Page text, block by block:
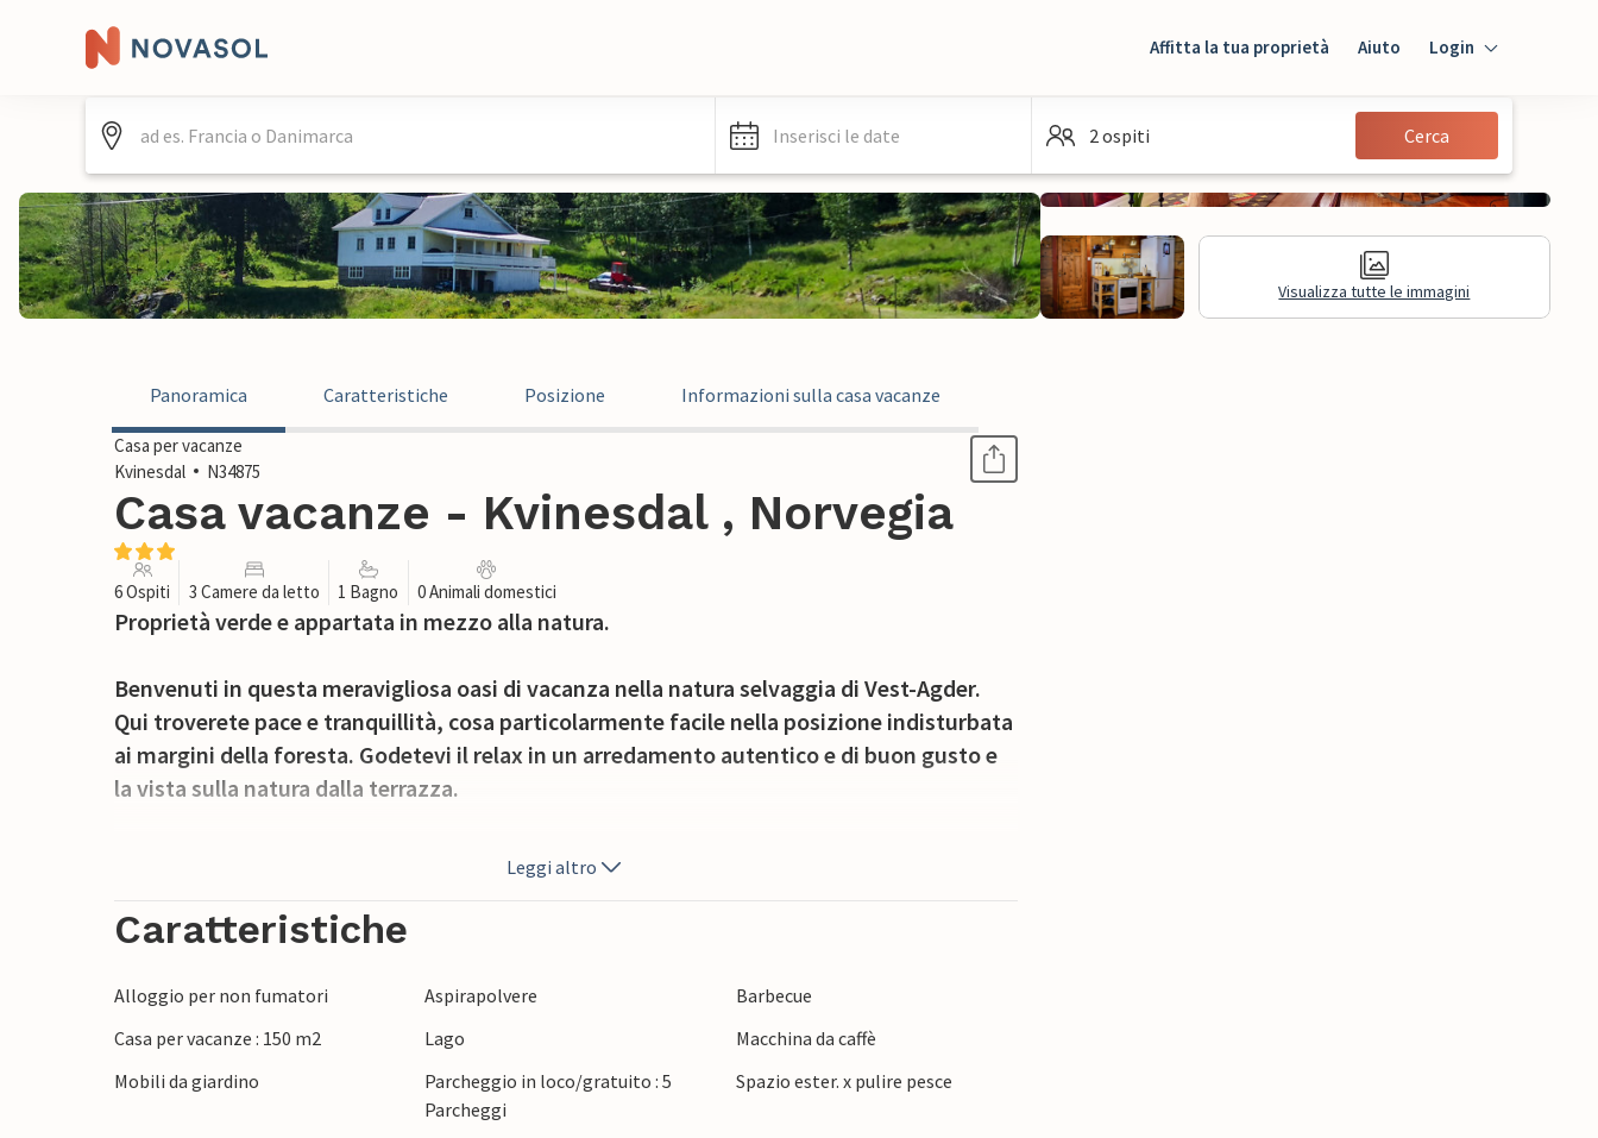
Affitta la tua proprietà Aiuto Login
Ospiti
Inserisci le date 2 ospiti Cerca
Visualizza tutte le immagini
Panoramica Caratteristiche Posizione Informazioni sulla casa vacanze
Casa per vacanze
Kvinesdal
N34875
Casa vacanze - Kvinesdal , Norvegia
6 Ospiti 3 Camere da letto 1 Bagno 0 Animali domestici
Proprietà verde e appartata in mezzo alla natura.
Benvenuti in questa meravigliosa oasi di vacanza nella natura selvaggia di Vest-Agder.
Qui troverete pace e tranquillità, cosa particolarmente facile nella posizione indisturbata
ai margini della foresta. Godetevi il relax in un arredamento autentico e di buon gusto e
la vista sulla natura dalla terrazza.
Visitate l'Haussee e molte altre località nei dintorni. È possibile pescare gratuitamente a
Fjotlandsvannet, dove si trovano una spiaggia e una ricca zona di pesca. Una pausa dalla
vita quotidiana in questa natura fantastica è garantita! La città più vicina si trova a
idilliaco.
Nel comfort della casa, rivestita di tanto bel legno, dormirete sonni tranquilli e vi
sentirete sempre in forze per le scoperte della giornata. Non vedete l'ora di trascorrere
un periodo meraviglioso nella natura!
Leggi altro
Caratteristiche
Alloggio per non fumatori Aspirapolvere
Barbecue
Casa per vacanze : 150 m2
Lago
Macchina da caffè
Mobili da giardino
Parcheggio in loco/gratuito : 5
Parcheggi
Spazio ester. x pulire pesce